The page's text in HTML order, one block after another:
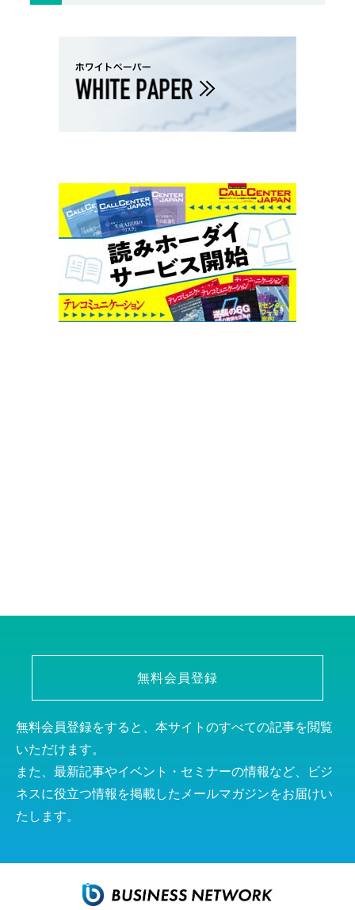
無料会員登録
無料会員登録をすると、本サイトのすべての記事を閲覧
いただけます。
また、最新記事やイベント・セミナーの情報など、ビジ
ネスに役立つ情報を掲載したメールマガジンをお届けい
たします。